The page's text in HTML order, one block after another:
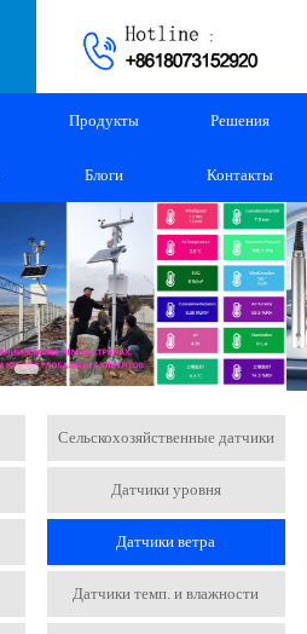
Продукты Решения
Блоги Контакты
Сельскохозяйственные датчики
Датчики уровня
Датчики ветра
Датчики темп. и влажности